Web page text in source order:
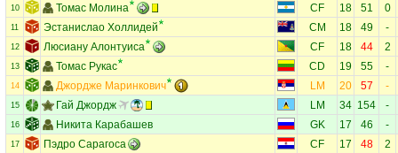
10 Томас Молина CF 18 51 0
11 Эстанислао Холлидей CM 18 49 -
12 Люсиану Алонтуиса CF 18 44 2
13 Томас Рукас CD 19 55 -
14 Джордже Маринкович LM 20 57 -
15 Гай Джордж LM 34 154 -
16 Никита Карабашев GK 17 46 -
17 Пэдро Сарагоса CF 17 48 2